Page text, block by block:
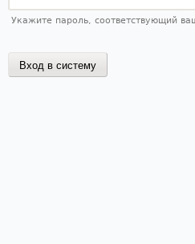
Укажите пароль, соответствующий